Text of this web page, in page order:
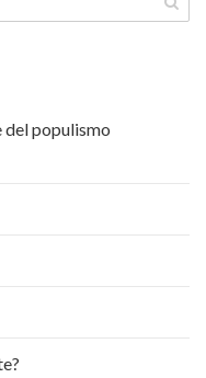
del populismo